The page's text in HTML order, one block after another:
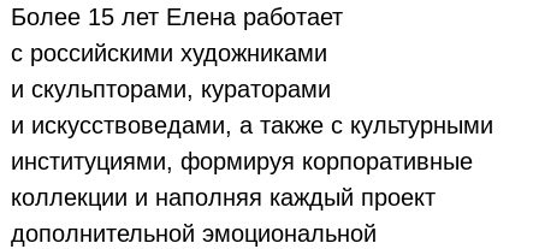
Более 15 лет Елена работает
с российскими художниками
и скульпторами, кураторами
и искусствоведами, а также с культурными
институциями, формируя корпоративные
коллекции и наполняя каждый проект
дополнительной эмоциональной